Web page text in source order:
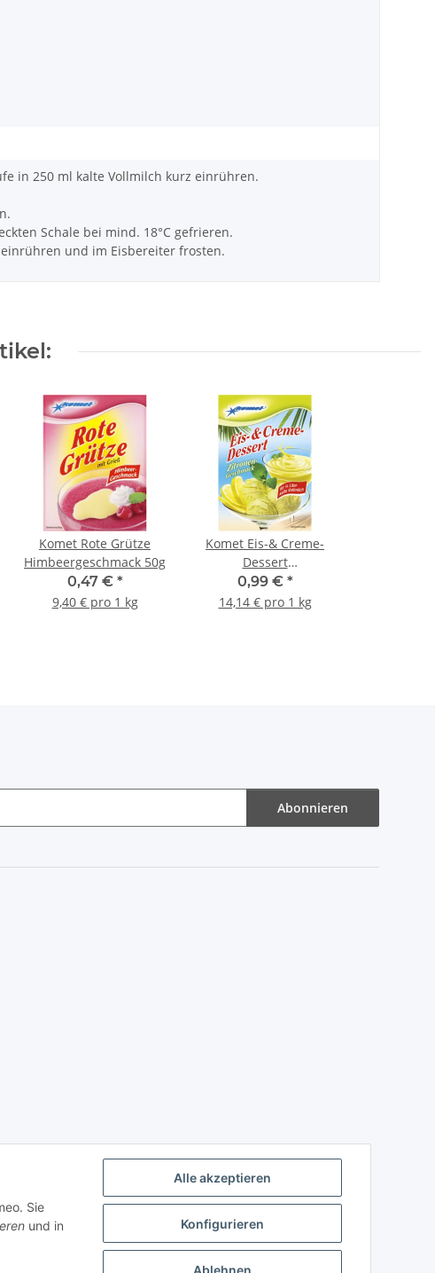
Alle akzeptieren
Konfigurieren
Ablehnen
Sie
und in
in 250 ml kalte Vollmilch kurz einrühren.
Schale bei mind. 18°C gefrieren.
und im Eisbereiter frosten.
Komet Rote Grütze
Himbeergeschmack 50g
0,47 € *
9,40 € pro 1 kg
Komet Eis-& Creme-
Dessert
Zitronengeschmack 70g
0,99 € *
14,14 € pro 1 kg
Abonnieren